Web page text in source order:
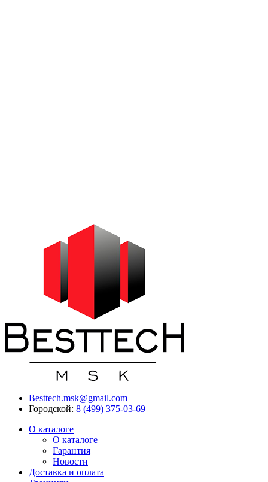
Besttech.msk@gmail.com
Городской: 8 (499) 375-03-69
О каталоге
О каталоге
Гарантия
Новости
Доставка и оплата